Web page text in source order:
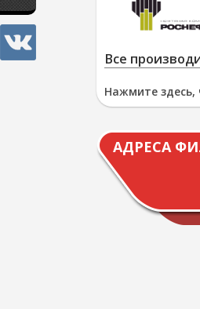
Все
Нажмите здесь,
АДРЕСА